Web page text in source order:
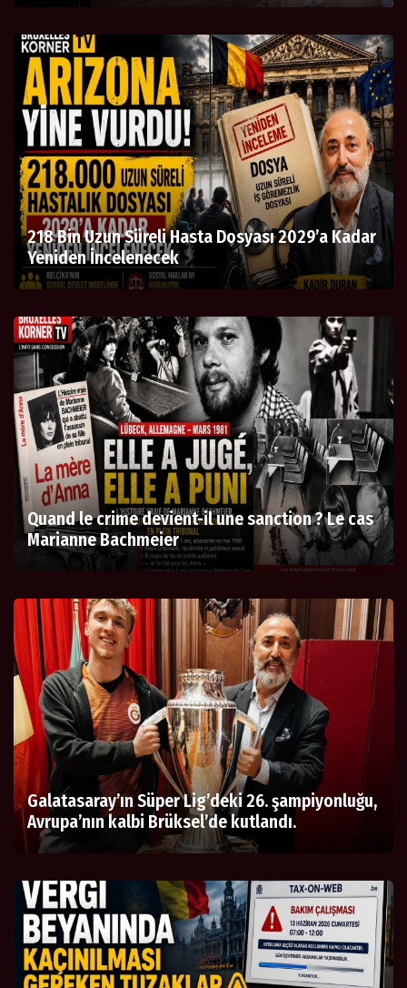
218 Bin Uzun Süreli Hasta Dosyası 2029’a Kadar
Yeniden İncelenecek
Quand le crime devient-il une sanction ? Le cas
Marianne Bachmeier
Galatasaray’ın Süper Lig’deki 26. şampiyonluğu,
Avrupa’nın kalbi Brüksel’de kutlandı.